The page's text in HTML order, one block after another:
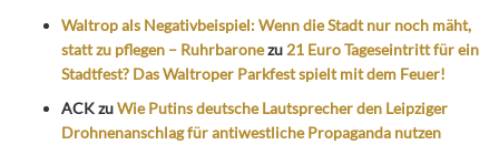
Waltrop als Negativbeispiel: Wenn die Stadt nur noch mäht,
statt zu pflegen – Ruhrbaronezu 21 Euro Tageseintritt für ein
Stadtfest? Das Waltroper Parkfest spielt mit dem Feuer!
ACKzuWie Putins deutsche Lautsprecher den Leipziger
Drohnenanschlag für antiwestliche Propaganda nutzen